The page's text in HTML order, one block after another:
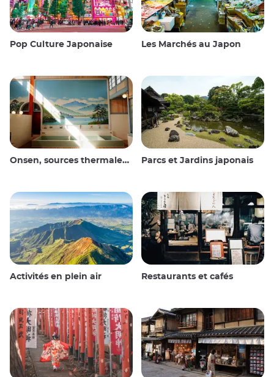
Pop Culture Japonaise Les Marchés au Japon
Onsen, sources thermales et bains publics Parcs et Jardins japonais
Activités en plein air Restaurants et cafés